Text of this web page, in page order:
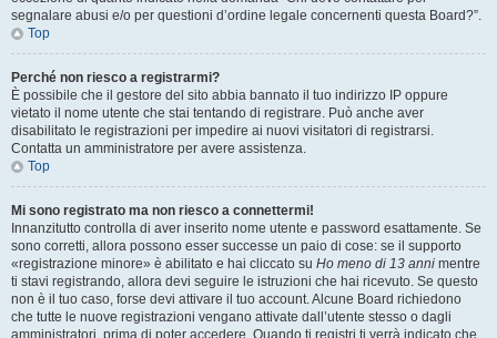
segnalare abusi e/o per questioni d’ordine legale concernenti questa Board?”.
Top
Perché non riesco a registrarmi?
È possibile che il gestore del sito abbia bannato il tuo indirizzo IP oppure
vietato il nome utente che stai tentando di registrare. Può anche aver
disabilitato le registrazioni per impedire ai nuovi visitatori di registrarsi.
Contatta un amministratore per avere assistenza.
Top
Mi sono registrato ma non riesco a connettermi!
Innanzitutto controlla di aver inserito nome utente e password esattamente. Se
sono corretti, allora possono esser successe un paio di cose: se il supporto
«registrazione minore» è abilitato e hai cliccato su Ho meno di 13 anni mentre
ti stavi registrando, allora devi seguire le istruzioni che hai ricevuto. Se questo
non è il tuo caso, forse devi attivare il tuo account. Alcune Board richiedono
che tutte le nuove registrazioni vengano attivate dall’utente stesso o dagli
amministratori, prima di poter accedere. Quando ti registri ti verrà indicato che